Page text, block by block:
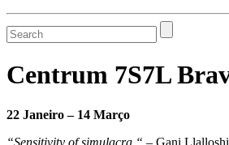
Search
Centrum 7S7L
22 Janeiro – 14 Março
“Sensitivity of simulacra “ – Gani Llalloshi